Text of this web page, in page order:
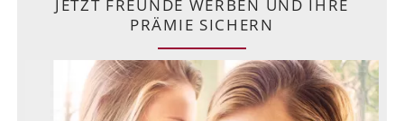
JETZT FREUNDE WERBEN UND IHRE
PRÄMIE SICHERN